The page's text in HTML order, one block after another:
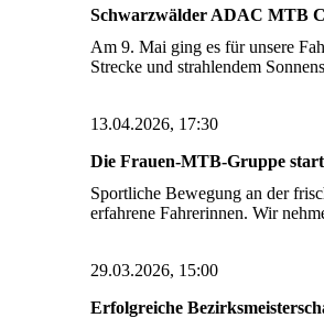
Schwarzwälder ADAC MTB
Am 9. Mai ging es für unsere
Strecke und strahlendem
13.04.2026, 17:30
Die Frauen-MTB-Gruppe
Sportliche Bewegung an der
erfahrene Fahrerinnen. Wir
29.03.2026, 15:00
Erfolgreiche